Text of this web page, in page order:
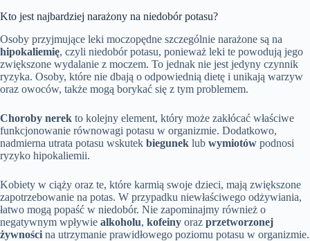
Kto jest najbardziej narażony na niedobór potasu?
Osoby przyjmujące leki moczopędne szczególnie narażone są na
hipokaliemię, czyli niedobór potasu, ponieważ leki te powodują jego
zwiększone wydalanie z moczem. To jednak nie jest jedyny czynnik
ryzyka. Osoby, które nie dbają o odpowiednią dietę i unikają warzyw
oraz owoców, także mogą borykać się z tym problemem.
Choroby nerek to kolejny element, który może zakłócać właściwe
funkcjonowanie równowagi potasu w organizmie. Dodatkowo,
nadmierna utrata potasu wskutek biegunek lub wymiotów podnosi
ryzyko hipokaliemii.
Kobiety w ciąży oraz te, które karmią swoje dzieci, mają zwiększone
zapotrzebowanie na potas. W przypadku niewłaściwego odżywiania,
łatwo mogą popaść w niedobór. Nie zapominajmy również o
negatywnym wpływie alkoholu, kofeiny oraz przetworzonej
żywności na utrzymanie prawidłowego poziomu potasu w organizmie.